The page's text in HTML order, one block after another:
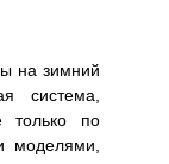
на зимний
система,
только по
моделями,